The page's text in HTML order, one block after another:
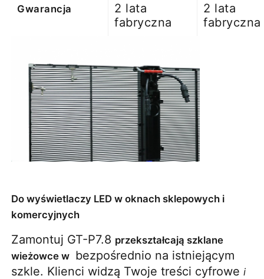
Gwarancja
2 lata
fabryczna
2 lata
fabryczna
Do wyświetlaczy LED w oknach sklepowych i
komercyjnych
Zamontuj GT-P7.8 przekształcają szklane
wieżowce w bezpośrednio na istniejącym
szkle. Klienci widzą Twoje treści cyfrowe i